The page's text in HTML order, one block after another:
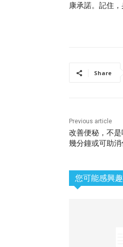
康承諾。記住
Share
Previous article
改善便秘，不
幾分鐘或可助消
您可能感興趣